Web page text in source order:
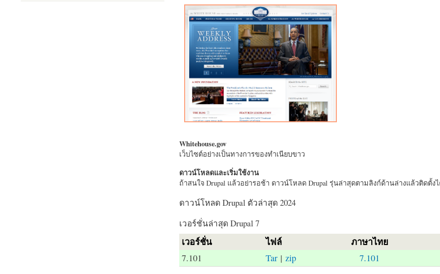
Whitehouse.gov
เว็บไซต์อย่างเป็นทางการของทำเนียบขาว
ดาวน์โหลดและเริ่มใช้งาน
ถ้าสนใจ Drupal แล้วอย่ารอช้า ดาวน์โหลด Drupal รุ่นล่าสุดตามลิงก์ด้านล่างแล้วติดตั้ง
ดาวน์โหลด Drupal ตัวล่าสุด 2024
เวอร์ชั่นล่าสุด Drupal 7
เวอร์ชั่น ไฟล์ ภาษาไทย
7.101 Tar| zip 7.101